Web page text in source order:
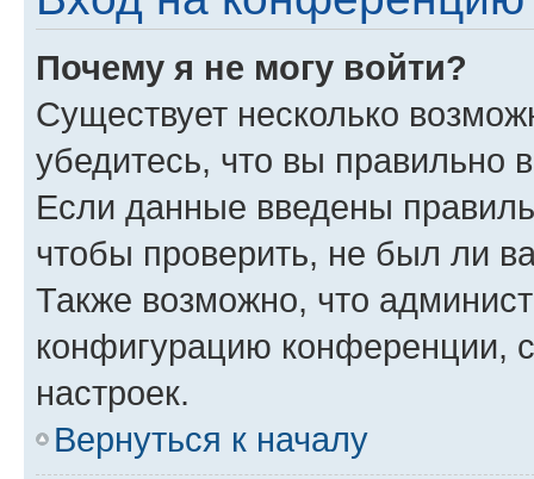
Почему я не могу войти?
Существует несколько
убедитесь, что вы правильно
Если данные введены
чтобы проверить, не был ли
Также возможно, что
конфигурацию конференции,
настроек.
Вернуться к началу